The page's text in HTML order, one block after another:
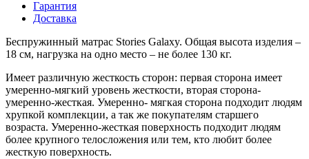
Гарантия
Доставка
Беспружинный матрас Stories Galaxy. Общая высота изделия –
18 см, нагрузка на одно место – не более 130 кг.
Имеет различную жесткость сторон: первая сторона имеет
умеренно-мягкий уровень жесткости, вторая сторона-
умеренно-жесткая. Умеренно- мягкая сторона подходит людям
хрупкой комплекции, а так же покупателям старшего
возраста. Умеренно-жесткая поверхность подходит людям
более крупного телосложения или тем, кто любит более
жесткую поверхность.